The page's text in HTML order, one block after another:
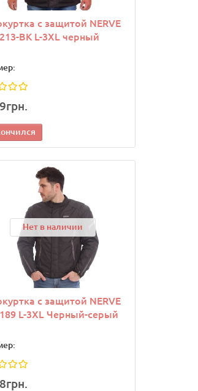
перчатки-блинчики
FLEX FISTRAGE VL-
с защитой NERVE
BK L-3XL черный
Нет в наличии
с защитой NERVE
L-3XL Черный-серый